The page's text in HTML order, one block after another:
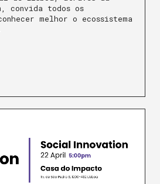
convida todos os
melhor o ecossistema